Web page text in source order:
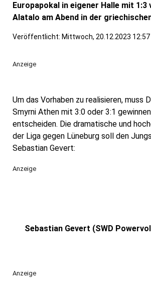
Europapokal in eigener Halle mit
Alatalo am Abend in der
Veröffentlicht: Mittwoch, 20.12.2023 12:57
Anzeige
Um das Vorhaben zu realisieren, muss
Smyrni Athen mit 3:0 oder 3:1
entscheiden. Die dramatische und
der Liga gegen Lüneburg soll den
Sebastian Gevert:
Anzeige
Sebastian Gevert (SWD
Anzeige